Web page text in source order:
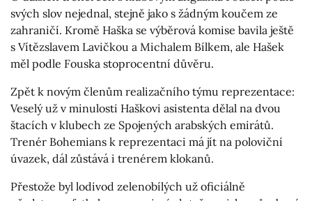
svých slov nejednal, stejně jako s žádným koučem ze
zahraničí. Kromě Haška se výběrová komise bavila ještě
s Vítězslavem Lavičkou a Michalem Bílkem, ale Hašek
měl podle Fouska stoprocentní důvěru.
Zpět k novým členům realizačního týmu reprezentace:
Veselý už v minulosti Haškovi asistenta dělal na dvou
štacích v klubech ze Spojených arabských emirátů.
Trenér Bohemians k reprezentaci má jít na poloviční
úvazek, dál zůstává i trenérem klokanů.
Přestože byl lodivod zelenobílých už oficiálně